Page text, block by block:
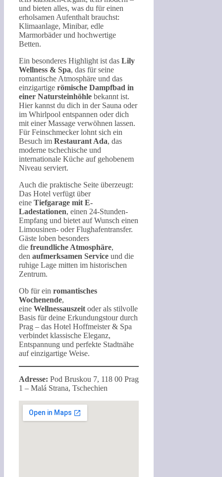
und bieten alles, was du für einen
erholsamen Aufenthalt brauchst:
Klimaanlage, Minibar, edle
Marmorbäder und hochwertige
Betten.
Ein besonderes Highlight ist das Lily
Wellness & Spa, das für seine
romantische Atmosphäre und das
einzigartige römische Dampfbad in
einer Natursteinhöhle bekannt ist.
Hier kannst du dich in der Sauna oder
im Whirlpool entspannen oder dich
mit einer Massage verwöhnen lassen.
Für Feinschmecker lohnt sich ein
Besuch im Restaurant Ada, das
moderne tschechische und
internationale Küche auf gehobenem
Niveau serviert.
Auch die praktische Seite überzeugt:
Das Hotel verfügt über
eine Tiefgarage mit E-
Ladestationen, einen 24-Stunden-
Empfang und bietet auf Wunsch einen
Limousinen- oder Flughafentransfer.
Gäste loben besonders
die freundliche Atmosphäre,
den aufmerksamen Service und die
ruhige Lage mitten im historischen
Zentrum.
Ob für ein romantisches
Wochenende,
eine Wellnessauszeit oder als stilvolle
Basis für deine Erkundungstour durch
Prag – das Hotel Hoffmeister & Spa
verbindet klassische Eleganz,
Entspannung und perfekte Stadtnähe
auf einzigartige Weise.
Adresse: Pod Bruskou 7, 118 00 Prag
1 – Malá Strana, Tschechien